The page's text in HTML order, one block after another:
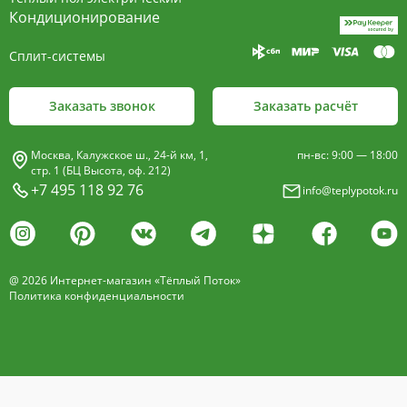
пластины, покрыт износостойким порошковым
покрытием чёрного цвета.
- изготавливается двух типов: рулонная и
анодированный алюминий четырёх цветов -
золото, бронза, чёрный, серебро (без доплат)
дерево – дуб натуральный
нержавеющая сталь
Кондиционирование
Сплит-системы
Заказать звонок Заказать расчёт
Москва, Калужское ш., 24-й км, 1,
стр. 1 (БЦ Высота, оф. 212)
+7 495 118 92 76
пн-вс: 9:00 — 18:00
info@teplypotok.ru
@ 2026 Интернет-магазин «Тёплый Поток»
Политика конфиденциальности